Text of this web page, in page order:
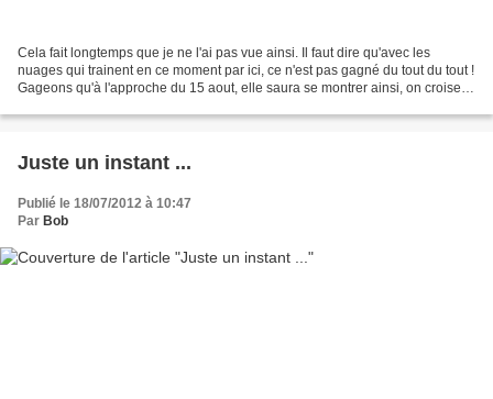
Cela fait longtemps que je ne l'ai pas vue ainsi. Il faut dire qu'avec les
nuages qui trainent en ce moment par ici, ce n'est pas gagné du tout du tout !
Gageons qu'à l'approche du 15 aout, elle saura se montrer ainsi, on croise
Juste un instant ...
Publié le 18/07/2012 à 10:47
Par Bob